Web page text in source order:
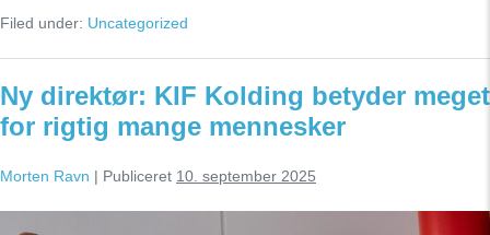
venter
for
Kolding
Filed under: Uncategorized
Ny direktør: KIF Kolding betyder meget
for rigtig mange mennesker
Morten Ravn | Publiceret 10. september 2025